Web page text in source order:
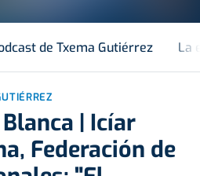
de Txema Gutiérrez La
| Icíar
Federación de